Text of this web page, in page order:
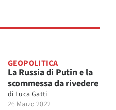
GEOPOLITICA
La Russia di Putin e la
scommessa da rivedere
di Luca Gatti
26 Marzo 2022